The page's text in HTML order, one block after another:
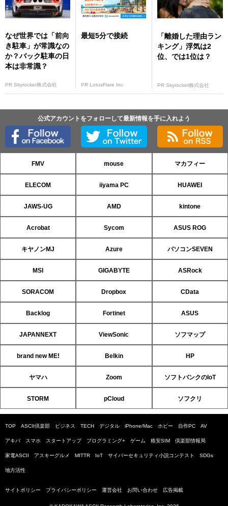
なぜ世界では「前向
き駐車」が常識なの
か？バック駐車の日
本は非常識？
PR Skyrocket株式会社
最短5分で接続
PR LotusFlare Inc
「離婚した理由ラン
キング」浮気は2
位、では1位は？
PR Skyrocket株式会社
公式アカウントをフォローして最新情報を手に入れよう
FMV mouse マカフィー
ELECOM iiyama PC HUAWEI
JAWS-UG AMD kintone
Acrobat Sycom ASUS ROG
キヤノンMJ Azure パソコンSEVEN
MSI GIGABYTE ASRock
SORACOM Dropbox CData
Backlog Fortinet ASUS
JAPANNEXT ViewSonic ソフマップ
brand new ME! Belkin HP
ヤマハ Zoom ソフトバンクのIoT
STORM pCloud ソフクリ
TOP ASCII倶楽部 ビジネス TECH デジタル iPhone/Mac ホビー 自作PC AV
アキバ スマホ スタートアップ プログラミング+ ゲーム 格安SIM 倶楽部情報局
家電ASCII アスキーグルメ MITTR IoT サイバーセキュリティ小説コンテスト SDGs
地方活性
サイトポリシー プライバシーポリシー 運営会社 お問い合わせ 広告掲載